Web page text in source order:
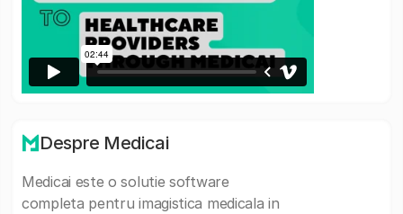
Despre Medicai
Medicai este o solutie software
completa pentru imagistica medicala in